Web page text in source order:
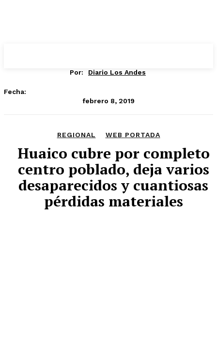
Por: Diario Los Andes
Fecha:
febrero 8, 2019
REGIONAL WEB PORTADA
Huaico cubre por completo
centro poblado, deja varios
desaparecidos y cuantiosas
pérdidas materiales